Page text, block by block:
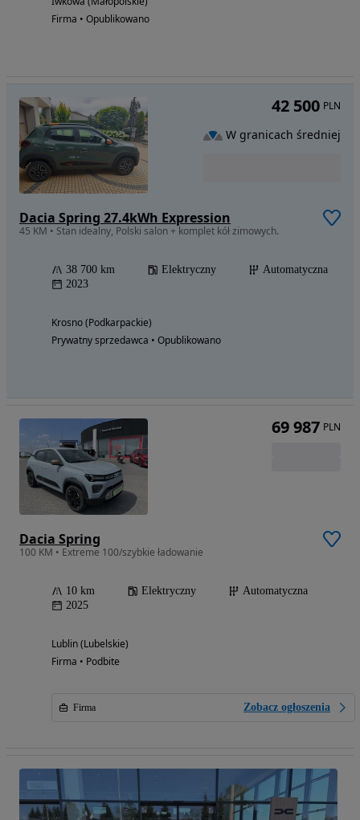
Firma • Opublikowano
Dacia Spring 27.4kWh Expression
45 KM • Stan idealny, Polski salon + komplet kół zimowych.
38 700 km Elektryczny
Automatyczna
2023
Krosno (Podkarpackie)
Prywatny sprzedawca • Opublikowano
42 500 PLN
W granicach średniej
Dacia Spring
100 KM • Extreme 100/szybkie ładowanie
10 km Elektryczny
Automatyczna
2025
Lublin (Lubelskie)
Firma • Podbite
Firma Zobacz ogłoszenia
69 987 PLN